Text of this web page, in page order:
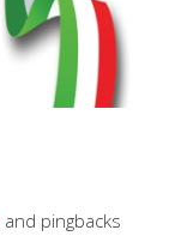
and pingbacks